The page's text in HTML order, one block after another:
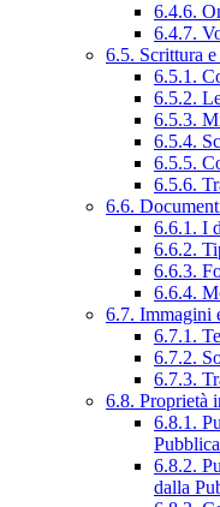
6.4.6.
6.4.7.
6.5. Scrittura
6.5.1.
6.5.2.
6.5.3.
6.5.4.
6.5.5.
6.5.6.
6.6.
6.6.1. I
6.6.2.
6.6.3.
6.6.4.
6.7. Immagini
6.7.1.
6.7.2.
6.7.3.
6.8. Proprietà
6.8.1.
6.8.2.
dalla